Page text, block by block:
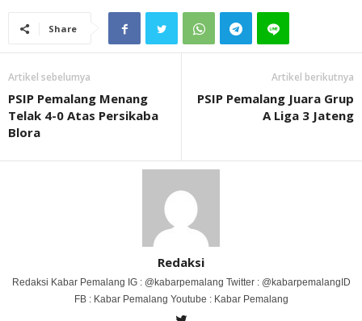
Share
Artikel sebelumya
PSIP Pemalang Menang
Telak 4-0 Atas Persikaba
Blora
Artikel berikutnya
PSIP Pemalang Juara Grup
A Liga 3 Jateng
Redaksi
Redaksi Kabar Pemalang IG : @kabarpemalang Twitter : @kabarpemalangID
FB : Kabar Pemalang Youtube : Kabar Pemalang